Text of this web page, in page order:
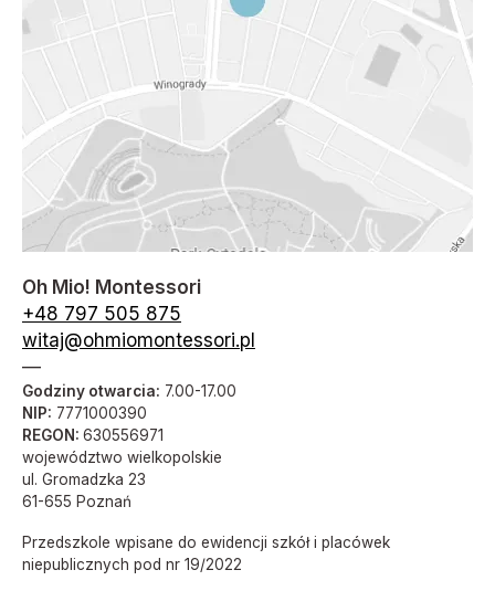
Oh Mio! Montessori
+48 797 505 875
witaj@ohmiomontessori.pl
—
Godziny otwarcia: 7.00-17.00
NIP: 7771000390
REGON: 630556971
województwo wielkopolskie
ul. Gromadzka 23
61-655 Poznań
Przedszkole wpisane do ewidencji szkół i placówek
niepublicznych pod nr 19/2022